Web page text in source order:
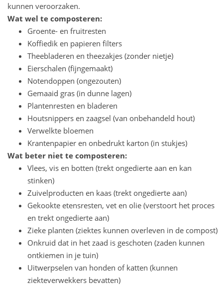
kunnen veroorzaken.
Wat wel te composteren:
Groente- en fruitresten
Koffiedik en papieren filters
Theebladeren en theezakjes (zonder nietje)
Eierschalen (fijngemaakt)
Notendoppen (ongezouten)
Gemaaid gras (in dunne lagen)
Plantenresten en bladeren
Houtsnippers en zaagsel (van onbehandeld hout)
Verwelkte bloemen
Krantenpapier en onbedrukt karton (in stukjes)
Wat beter niet te composteren:
Vlees, vis en botten (trekt ongedierte aan en kan
stinken)
Zuivelproducten en kaas (trekt ongedierte aan)
Gekookte etensresten, vet en olie (verstoort het proces
en trekt ongedierte aan)
Zieke planten (ziektes kunnen overleven in de compost)
Onkruid dat in het zaad is geschoten (zaden kunnen
ontkiemen in je tuin)
Uitwerpselen van honden of katten (kunnen
ziekteverwekkers bevatten)